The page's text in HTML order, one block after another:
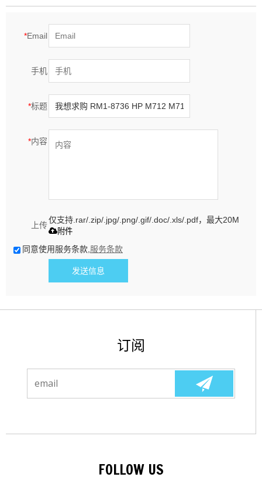
*Email
手机
*标题
*内容
上传
仅支持.rar/.zip/.jpg/.png/.gif/.doc/.xls/.pdf，最大20M
附件
同意使用服务条款,服务条款
发送信息
订阅
FOLLOW US